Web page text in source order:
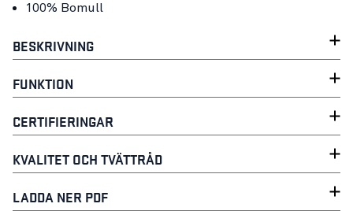
100% Bomull
BESKRIVNING
FUNKTION
CERTIFIERINGAR
KVALITET OCH TVÄTTRÅD
LADDA NER PDF